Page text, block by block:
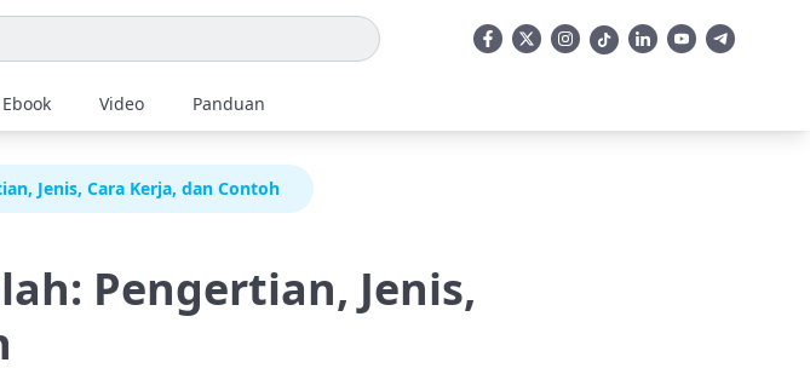
Ebook Video Panduan
Jenis, Cara Kerja, dan Contoh
Pengertian, Jenis,